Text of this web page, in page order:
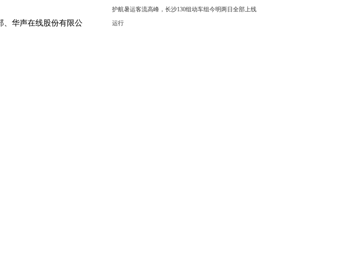
、华声在线股份有限公
护航暑运客流高峰，长沙130组动车组今明两日全部上线
运行